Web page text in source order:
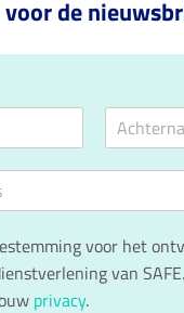
de
c
t
r
a
voor het
van
privacy.